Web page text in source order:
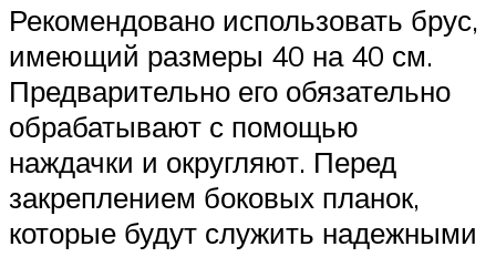
Рекомендовано использовать брус,
имеющий размеры 40 на 40 см.
Предварительно его обязательно
обрабатывают с помощью
наждачки и округляют. Перед
закреплением боковых планок,
которые будут служить надежными